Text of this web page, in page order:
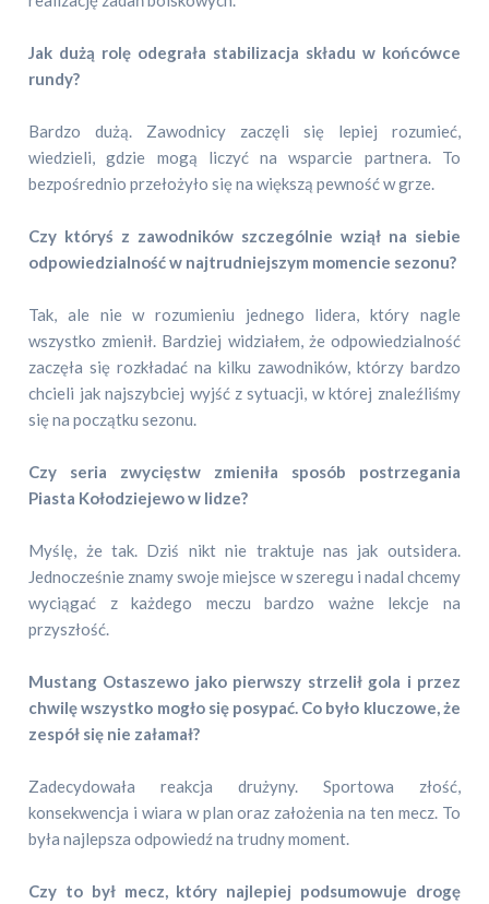
Jak dużą rolę odegrała stabilizacja składu w końcówce
rundy?
Bardzo dużą. Zawodnicy zaczęli się lepiej rozumieć,
wiedzieli, gdzie mogą liczyć na wsparcie partnera. To
bezpośrednio przełożyło się na większą pewność w grze.
Czy któryś z zawodników szczególnie wziął na siebie
odpowiedzialność w najtrudniejszym momencie sezonu?
Tak, ale nie w rozumieniu jednego lidera, który nagle
wszystko zmienił. Bardziej widziałem, że odpowiedzialność
zaczęła się rozkładać na kilku zawodników, którzy bardzo
chcieli jak najszybciej wyjść z sytuacji, w której znaleźliśmy
się na początku sezonu.
Czy seria zwycięstw zmieniła sposób postrzegania
Piasta Kołodziejewo w lidze?
Myślę, że tak. Dziś nikt nie traktuje nas jak outsidera.
Jednocześnie znamy swoje miejsce w szeregu i nadal chcemy
wyciągać z każdego meczu bardzo ważne lekcje na
przyszłość.
Mustang Ostaszewo jako pierwszy strzelił gola i przez
chwilę wszystko mogło się posypać. Co było kluczowe, że
zespół się nie załamał?
Zadecydowała reakcja drużyny. Sportowa złość,
konsekwencja i wiara w plan oraz założenia na ten mecz. To
była najlepsza odpowiedź na trudny moment.
Czy to był mecz, który najlepiej podsumowuje drogę